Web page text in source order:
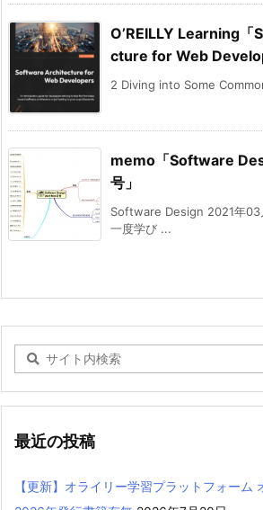
O’REILLY Learning
cture for Web
2 Diving into Some
memo「Software
号」
Software Design 2021年03
一度学び ...
最近の投稿
【更新】オライリー学習プラットフォーム